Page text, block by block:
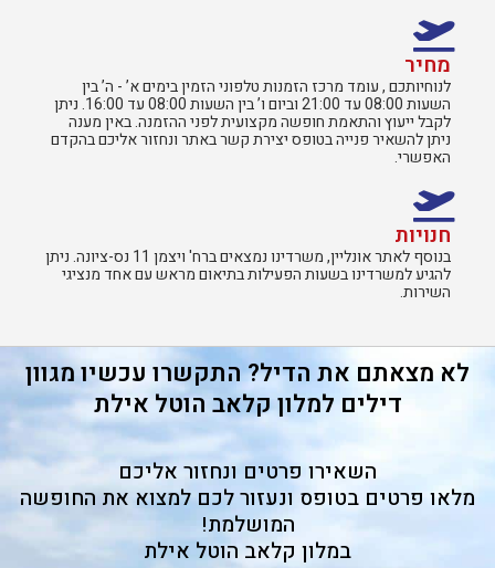
מחיר
לנוחיותכם , עומד מרכז הזמנות טלפוני הזמין בימים א’ - ה’ בין
השעות 08:00 עד 21:00 וביום ו’ בין השעות 08:00 עד 16:00. ניתן
לקבל ייעוץ והתאמת חופשה מקצועית לפני ההזמנה. באין מענה
ניתן להשאיר פנייה בטופס יצירת קשר באתר ונחזור אליכם בהקדם
האפשרי.
חנויות
בנוסף לאתר אונליין, משרדינו נמצאים ברח' ויצמן 11 נס-ציונה. ניתן
להגיע למשרדינו בשעות הפעילות בתיאום מראש עם אחד מנציגי
השירות.​
לא מצאתם את הדיל? התקשרו עכשיו מגוון
דילים למלון קלאב הוטל אילת
השאירו פרטים ונחזור אליכם
מלאו פרטים בטופס ונעזור לכם למצוא את החופשה
המושלמת!
במלון קלאב הוטל אילת